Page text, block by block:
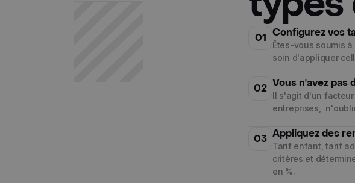
01 Configurez vos
Êtes-vous soumis
soin d'appliquer
02 Vous n'avez pas
Il s'agit d'un
entreprises,
03 Appliquez des
Tarif enfant, tarif
critères et
en %.